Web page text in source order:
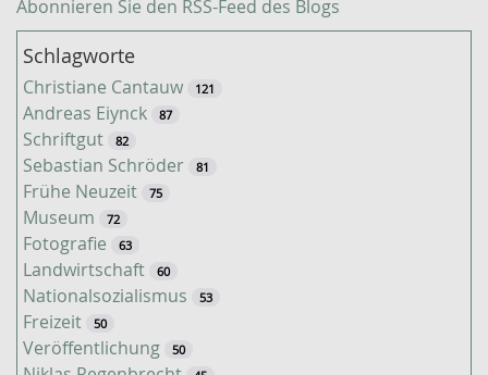
Abonnieren Sie den RSS-Feed des Blogs
Schlagworte
Christiane Cantauw 121
Andreas Eiynck 87
Schriftgut 82
Sebastian Schröder 81
Frühe Neuzeit 75
Museum 72
Fotografie 63
Landwirtschaft 60
Nationalsozialismus 53
Freizeit 50
Veröffentlichung 50